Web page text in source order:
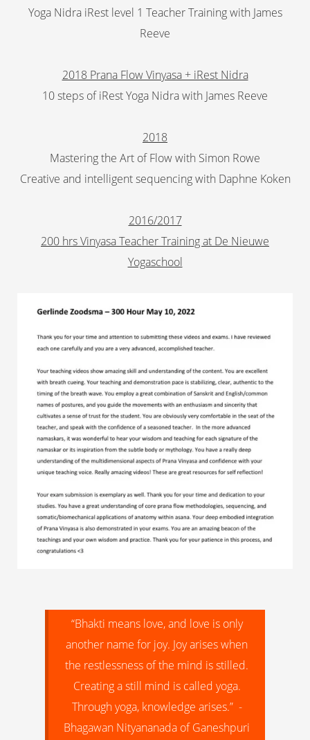
Yoga Nidra iRest level 1 Teacher Training with James
Reeve
2018 Prana Flow Vinyasa + iRest Nidra
10 steps of iRest Yoga Nidra with James Reeve
2018
Mastering the Art of Flow with Simon Rowe
Creative and intelligent sequencing with Daphne Koken
2016/2017
200 hrs Vinyasa Teacher Training at De Nieuwe
Yogaschool
“Bhakti means love, and love is only
another name for joy. Joy arises when
the restlessness of the mind is stilled.
Creating a still mind is called yoga.
Through yoga, knowledge arises.” -
Bhagawan Nityananada of Ganeshpuri